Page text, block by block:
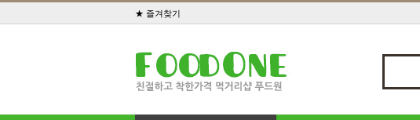
★ 즐겨찾기